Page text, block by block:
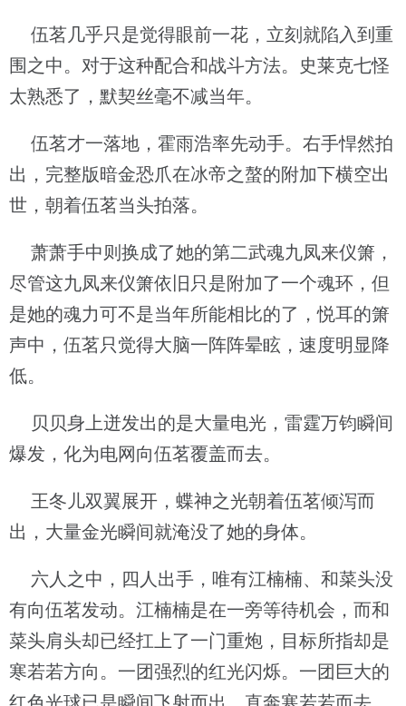
伍茗几乎只是觉得眼前一花，立刻就陷入到重
围之中。对于这种配合和战斗方法。史莱克七怪
太熟悉了，默契丝毫不减当年。
伍茗才一落地，霍雨浩率先动手。右手悍然拍
出，完整版暗金恐爪在冰帝之螯的附加下横空出
世，朝着伍茗当头拍落。
萧萧手中则换成了她的第二武魂九凤来仪箫，
尽管这九凤来仪箫依旧只是附加了一个魂环，但
是她的魂力可不是当年所能相比的了，悦耳的箫
声中，伍茗只觉得大脑一阵阵晕眩，速度明显降
低。
贝贝身上迸发出的是大量电光，雷霆万钧瞬间
爆发，化为电网向伍茗覆盖而去。
王冬儿双翼展开，蝶神之光朝着伍茗倾泻而
出，大量金光瞬间就淹没了她的身体。
六人之中，四人出手，唯有江楠楠、和菜头没
有向伍茗发动。江楠楠是在一旁等待机会，而和
菜头肩头却已经扛上了一门重炮，目标所指却是
寒若若方向。一团强烈的红光闪烁。一团巨大的